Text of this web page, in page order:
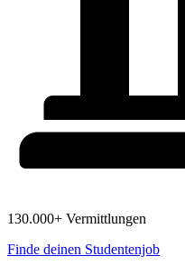
130.000+ Vermittlungen
Finde deinen Studentenjob